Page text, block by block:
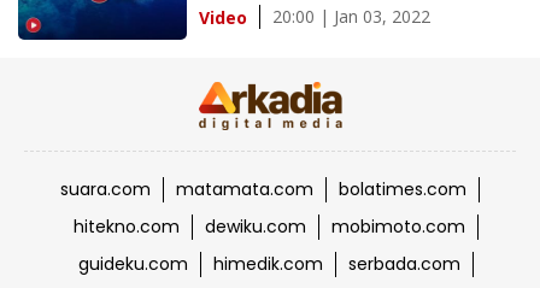
Video 20:00 | Jan 03, 2022
suara.com matamata.com
bolatimes.com
hitekno.com
dewiku.com
mobimoto.com
guideku.com
himedik.com
serbada.com